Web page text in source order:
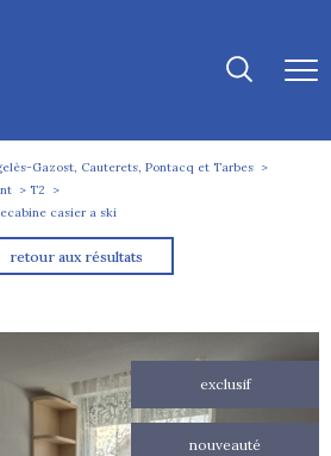
Gazost, Cauterets, Pontacq et Tarbes
T2
casier a ski
retour aux résultats
exclusif
nouveauté